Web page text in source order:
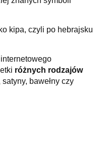
kipa, czyli po hebrajsku
różnych rodzajów
bawełny czy